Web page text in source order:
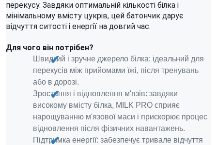
перекусу. Завдяки оптимальній кількості білка і
мінімальному вмісту цукрів, цей батончик дарує
відчуття ситості і енергії на довгий час.
Для чого він потрібен?
Швидкий і зручне джерело білка: ідеальний для
перекусів між прийомами їжі, після тренувань
або в дорозі.
Зростання і відновлення м'язів: завдяки
високому вмісту білка, MILK PRO сприяє
нарощуванню м'язової маси і прискорює процес
відновлення після фізичних навантажень.
Підтримка енергії: забезпечує тривале відчуття